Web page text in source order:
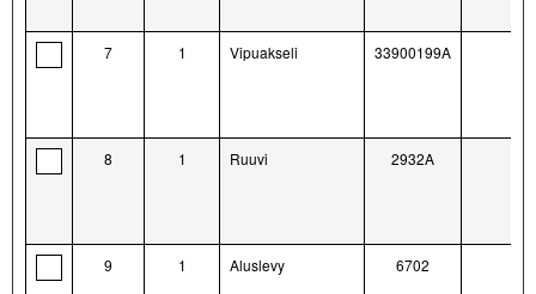
7 1 Vipuakseli 33900199A
8 1 Ruuvi 2932A
9 1 Aluslevy 6702